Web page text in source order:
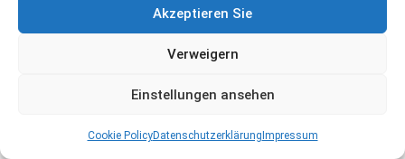
Akzeptieren Sie
Verweigern
Einstellungen ansehen
Cookie PolicyDatenschutzerklärung Impressum